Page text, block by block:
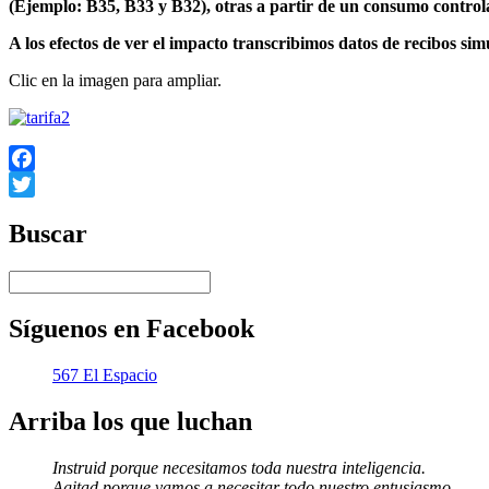
(Ejemplo: B35, B33 y B32), otras a partir de un consumo
A los efectos de ver el impacto transcribimos datos de recibos
Clic en la imagen para ampliar.
Facebook
Buscar
Síguenos en Facebook
567 El Espacio
Arriba los que luchan
Instruid porque necesitamos toda nuestra inteligencia.